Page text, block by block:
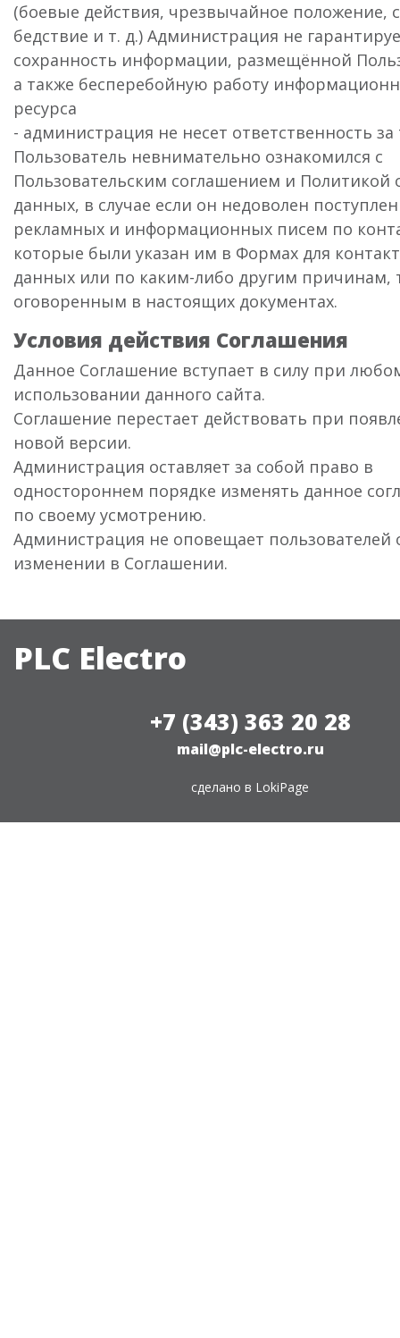
(боевые действия, чрезвычайное положение,
бедствие и т. д.) Администрация не
сохранность информации, размещённой
а также бесперебойную работу
ресурса
- администрация не несет ответственность за
Пользователь невнимательно ознакомился с
Пользовательским соглашением и Политикой
данных, в случае если он недоволен
рекламных и информационных писем по
которые были указан им в Формах для
данных или по каким-либо другим причинам,
оговоренным в настоящих документах.
Условия действия Соглашения
Данное Соглашение вступает в силу при
использовании данного сайта.
Соглашение перестает действовать при
новой версии.
Администрация оставляет за собой право в
одностороннем порядке изменять данное
по своему усмотрению.
Администрация не оповещает пользователей
изменении в Соглашении.
PLC Electro
+7 (343) 363 20 28
mail@plc-electro.ru
сделано в LokiPage